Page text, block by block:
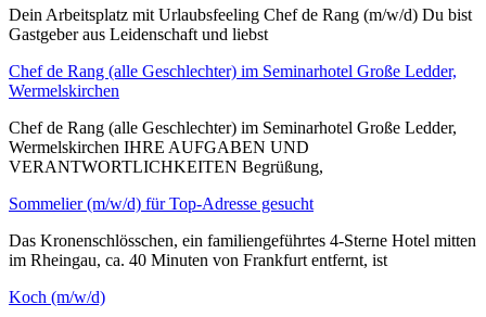
Dein Arbeitsplatz mit Urlaubsfeeling Chef de Rang (m/w/d) Du bist
Gastgeber aus Leidenschaft und liebst
Chef de Rang (alle Geschlechter) im Seminarhotel Große Ledder,
Wermelskirchen
Chef de Rang (alle Geschlechter) im Seminarhotel Große Ledder,
Wermelskirchen IHRE AUFGABEN UND
VERANTWORTLICHKEITEN Begrüßung,
Sommelier (m/w/d) für Top-Adresse gesucht
Das Kronenschlösschen, ein familiengeführtes 4-Sterne Hotel mitten
im Rheingau, ca. 40 Minuten von Frankfurt entfernt, ist
Koch (m/w/d)